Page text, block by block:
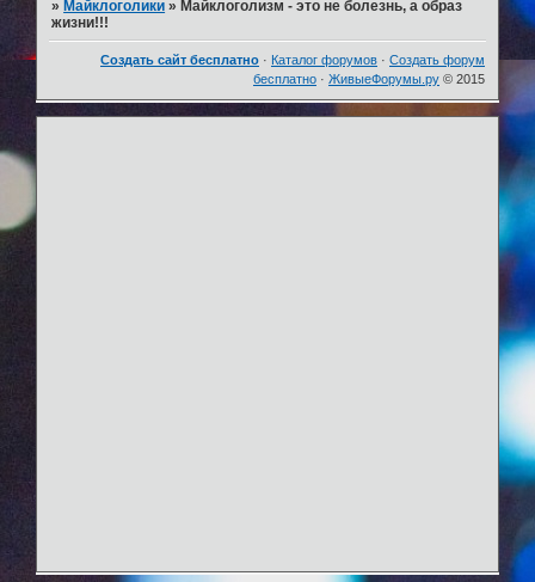
» Майклоголики » Майклоголизм - это не болезнь, а образ
жизни!!!
Создать сайт бесплатно · Каталог форумов · Создать форум
бесплатно · ЖивыеФорумы.ру © 2015